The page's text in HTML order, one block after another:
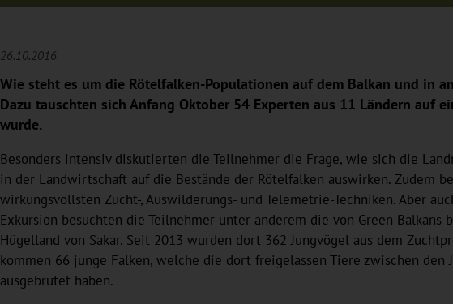
26.10.2016
Wie steht es um die Rötelfalken-Populationen auf dem Balkan und in
Dazu tauschten sich Anfang Oktober 54 Experten aus 11 Ländern auf
wurde.
Besonders intensiv diskutierten die Teilnehmer die Frage, wie sich die
in der Landwirtschaft auf die Bestände der Rötelfalken auswirken. Zudem
wirkungsvollsten Zucht-, Auswilderungs- und Telemetrie-Techniken. Aber
Exkursion besuchten die Teilnehmer unter anderem die von Green
Hügelland von Sakar. Seit 2013 wurden dort 362 Jungvögel aus dem
kommen 66 junge Falken, welche die dort freigelassen Tiere zwischen den
ausgebrütet haben.